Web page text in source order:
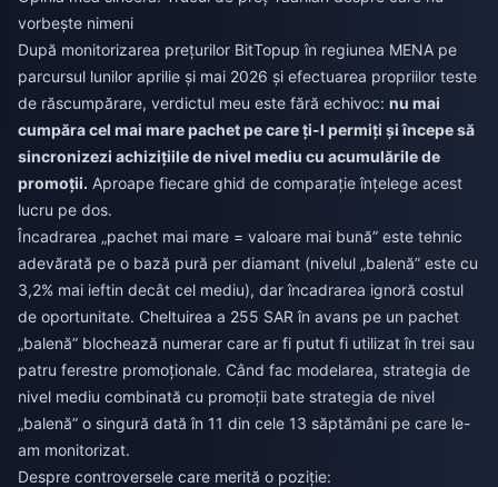
vorbește nimeni
După monitorizarea prețurilor BitTopup în regiunea MENA pe
parcursul lunilor aprilie și mai 2026 și efectuarea propriilor teste
de răscumpărare, verdictul meu este fără echivoc: nu mai
cumpăra cel mai mare pachet pe care ți-l permiți și începe să
sincronizezi achizițiile de nivel mediu cu acumulările de
promoții. Aproape fiecare ghid de comparație înțelege acest
lucru pe dos.
Încadrarea „pachet mai mare = valoare mai bună” este tehnic
adevărată pe o bază pură per diamant (nivelul „balenă” este cu
3,2% mai ieftin decât cel mediu), dar încadrarea ignoră costul
de oportunitate. Cheltuirea a 255 SAR în avans pe un pachet
„balenă” blochează numerar care ar fi putut fi utilizat în trei sau
patru ferestre promoționale. Când fac modelarea, strategia de
nivel mediu combinată cu promoții bate strategia de nivel
„balenă” o singură dată în 11 din cele 13 săptămâni pe care le-
am monitorizat.
Despre controversele care merită o poziție: